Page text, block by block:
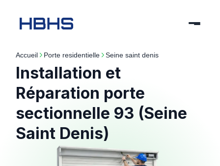
Accueil porte residentielle seine saint denis
Installation et
Réparation porte
sectionnelle 93 (Seine
Saint Denis)